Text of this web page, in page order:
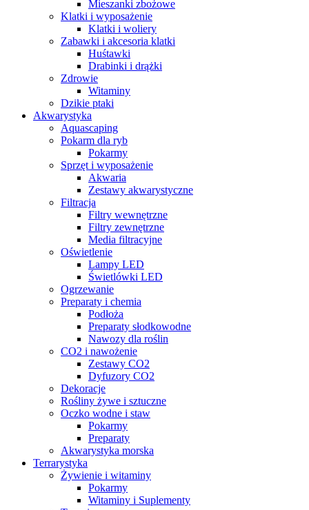
Mieszanki zbożowe
Klatki i wyposażenie
Klatki i woliery
Zabawki i akcesoria klatki
Huśtawki
Drabinki i drążki
Zdrowie
Witaminy
Dzikie ptaki
Akwarystyka
Aquascaping
Pokarm dla ryb
Pokarmy
Sprzęt i wyposażenie
Akwaria
Zestawy akwarystyczne
Filtracja
Filtry wewnętrzne
Filtry zewnętrzne
Media filtracyjne
Oświetlenie
Lampy LED
Świetlówki LED
Ogrzewanie
Preparaty i chemia
Podłoża
Preparaty słodkowodne
Nawozy dla roślin
CO2 i nawożenie
Zestawy CO2
Dyfuzory CO2
Dekoracje
Rośliny żywe i sztuczne
Oczko wodne i staw
Pokarmy
Preparaty
Akwarystyka morska
Terrarystyka
Żywienie i witaminy
Pokarmy
Witaminy i Suplementy